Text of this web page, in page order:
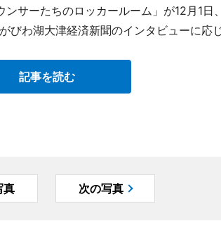
サーたちのロッカールーム」が12月1日
わ湖大津経済新聞のインタビューに応じ
記事を読む
真 次の写真